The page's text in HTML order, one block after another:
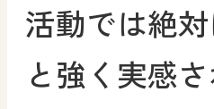
活動では絶
と強く実感